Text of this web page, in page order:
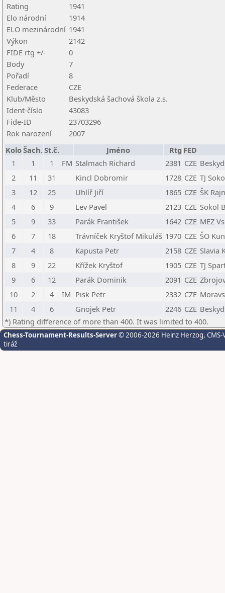
Rating
1941
Elo národní
1914
ELO mezinárodní 1941
Výkon
2142
FIDE rtg +/-
0
Body
7
Pořadí
8
Federace
CZE
Klub/Město
Beskydská šachová škola z.s.
Ident-číslo
43083
Fide-ID
23703296
Rok narození
2007
KoloŠach.St.č. Jméno Rtg FED
1
1 1 FM Stalmach Richard 2381 CZE
2
11 31 Kincl Dobromir 1728 CZE TJ
3
12 25 Uhlíř Jiří 1865 CZE ŠK
4
6 9 Lev Pavel 2123 CZE Sokol
5
9 33 Parák František 1642 CZE MEZ
6
7 18 Trávníček Kryštof Mikuláš 1970 CZE ŠO
7
4 8 Kapusta Petr 2158 CZE Slavia
8
9 22 Křížek Kryštof 1905 CZE TJ
9
6 12 Parák Dominik 2091 CZE
10
2 4 IM Pisk Petr 2332 CZE
11
4 6 Gnojek Petr 2246 CZE
*) Rating difference of more than 400. It was limited to 400.
Chess-Tournament-Results-Server© 2006-2026 Heinz Herzog,
tiráž